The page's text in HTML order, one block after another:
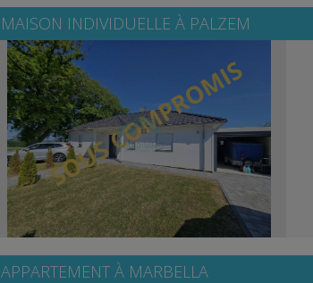
MAISON INDIVIDUELLE À PALZEM
APPARTEMENT À MARBELLA